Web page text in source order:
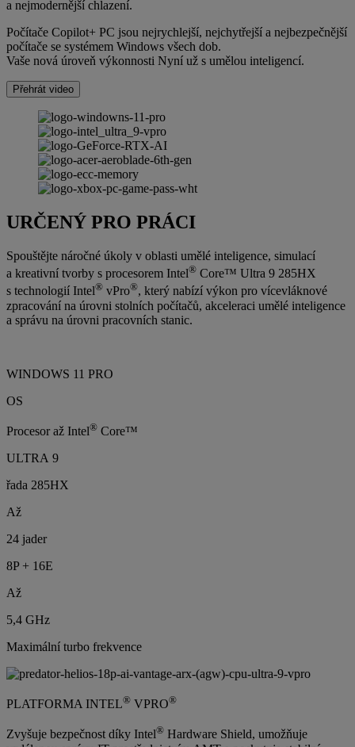
a nejmodernější chlazení.
Počítače Copilot+ PC jsou nejrychlejší, nejchytřejší a nejbezpečnější
počítače se systémem Windows všech dob.
Vaše nová úroveň výkonnosti Nyní už s umělou inteligencí.
Přehrát video
URČENÝ PRO PRÁCI
Spouštějte náročné úkoly v oblasti umělé inteligence, simulací
a kreativní tvorby s procesorem Intel® Core™ Ultra 9 285HX
s technologií Intel® vPro®, který nabízí výkon pro vícevláknové
zpracování na úrovni stolních počítačů, akceleraci umělé inteligence
a správu na úrovni pracovních stanic.
WINDOWS 11 PRO
OS
Procesor až Intel® Core™
ULTRA 9
řada 285HX
Až
24 jader
8P + 16E
Až
5,4 GHz
Maximální turbo frekvence
PLATFORMA INTEL® VPRO®
Zvyšuje bezpečnost díky Intel® Hardware Shield, umožňuje